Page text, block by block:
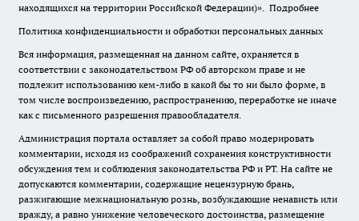
находящихся на территории Российской Федерации)». Подробнее
Политика конфиденциальности и обработки персональных данных
Вся информация, размещенная на данном сайте, охраняется в
соответствии с законодательством РФ об авторском праве и не
подлежит использованию кем-либо в какой бы то ни было форме, в
том числе воспроизведению, распространению, переработке не иначе
как с письменного разрешения правообладателя.
Администрация портала оставляет за собой право модерировать
комментарии, исходя из соображений сохранения конструктивности
обсуждения тем и соблюдения законодательства РФ и РТ. На сайте не
допускаются комментарии, содержащие нецензурную брань,
разжигающие межнациональную рознь, возбуждающие ненависть или
вражду, а равно унижение человеческого достоинства, размещение